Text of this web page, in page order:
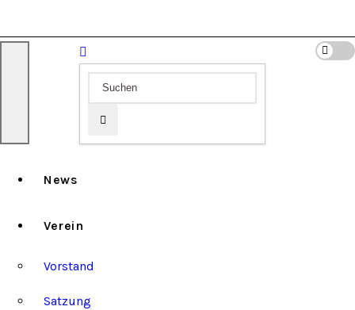
News
Verein
Vorstand
Satzung